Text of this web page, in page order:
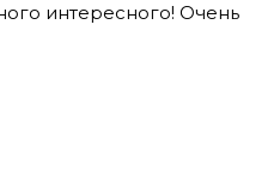
интересного! Очень